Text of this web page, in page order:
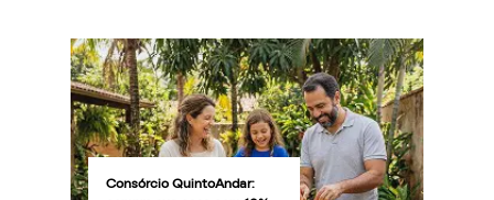
Consórcio QuintoAndar: